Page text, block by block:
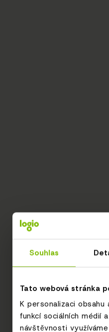
Souhlas
Tato webová stránka
K personalizaci
funkcí sociálních médií
návštěvnosti